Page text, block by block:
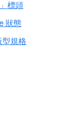
標頭
狀態
規格